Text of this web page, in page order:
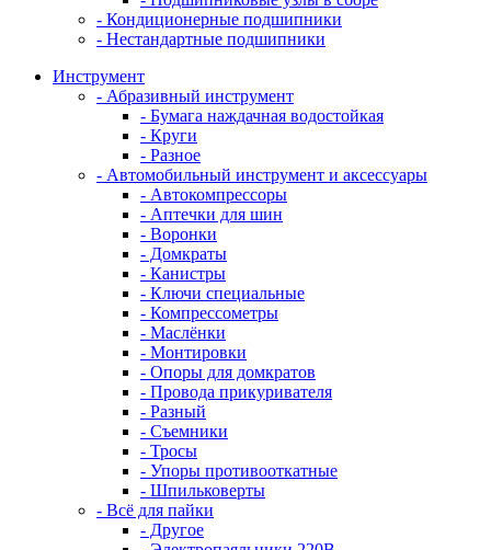
- Кондиционерные подшипники
- Нестандартные подшипники
Инструмент
- Абразивный инструмент
- Бумага наждачная водостойкая
- Круги
- Разное
- Автомобильный инструмент и аксессуары
- Автокомпрессоры
- Аптечки для шин
- Воронки
- Домкраты
- Канистры
- Ключи специальные
- Компрессометры
- Маслёнки
- Монтировки
- Опоры для домкратов
- Провода прикуривателя
- Разный
- Съемники
- Тросы
- Упоры противооткатные
- Шпильковерты
- Всё для пайки
- Другое